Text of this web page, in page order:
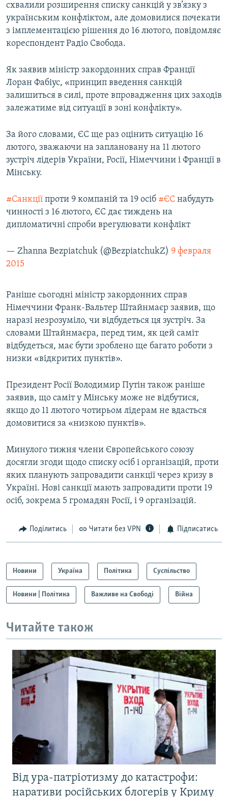
УКР
КТАТ
схвалили розширення списку санкцій у зв’язку з
українським конфліктом, але домовилися почекати
з імплементацією рішення до 16 лютого, повідомляє
кореспондент Радіо Свобода.
Як заявив міністр закордонних справ Франції
Лоран Фабіус, «принцип введення санкцій
залишиться в силі, проте впровадження цих заходів
залежатиме від ситуації в зоні конфлікту».
За його словами, ЄС ще раз оцінить ситуацію 16
лютого, зважаючи на заплановану на 11 лютого
зустріч лідерів України, Росії, Німеччини і Франції в
Мінську.
#Санкції проти 9 компаній та 19 осіб #ЄС набудуть
чинності з 16 лютого, ЄС дає тиждень на
дипломатичні спроби врегулювати конфлікт
— Zhanna Bezpiatchuk (@BezpiatchukZ) 9 февраля
2015
Раніше сьогодні міністр закордонних справ
Німеччини Франк-Вальтер Штайнмаєр заявив, що
наразі незрозуміло, чи відбудеться ця зустріч. За
словами Штайнмаєра, перед тим, як цей саміт
відбудеться, має бути зроблено ще багато роботи з
низки «відкритих пунктів».
Президент Росії Володимир Путін також раніше
заявив, що саміт у Мінську може не відбутися,
якщо до 11 лютого чотирьом лідерам не вдасться
домовитися за «низкою пунктів».
Минулого тижня члени Європейського союзу
досягли згоди щодо списку осіб і організацій, проти
яких планують запровадити санкції через кризу в
Україні. Нові санкції мають запровадити проти 19
осіб, зокрема 5 громадян Росії, і 9 організацій.
Поділитись Читати без VPN Підписатись
Новини Україна Політика Суспільство
Новини | Політика Важливе на Свободі Війна
Читайте також
Від ура-патріотизму до катастрофи:
наративи російських блогерів у Криму